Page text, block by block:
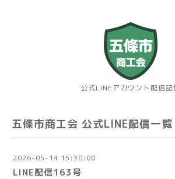
公式LINEアカウント配信記
五條市商工会 公式LINE配信一覧
2026-05-14 15:30:00
LINE配信163号